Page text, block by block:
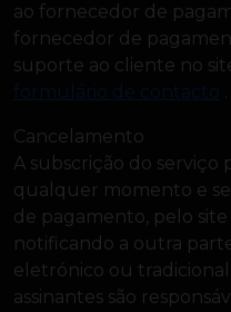
ao fornecedor de
fornecedor de
suporte ao cliente no
formulário de contacto .
Cancelamento
A subscrição do serviço
qualquer momento e
de pagamento, pelo
notificando a outra
eletrónico ou
assinantes são